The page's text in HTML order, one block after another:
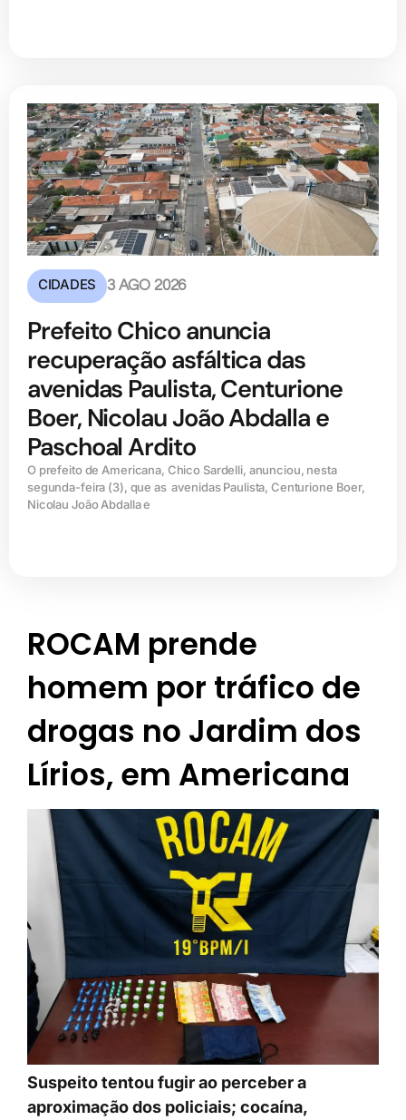
CIDADES 3 AGO 2026
Prefeito Chico anuncia
recuperação asfáltica das
avenidas Paulista, Centurione
Boer, Nicolau João Abdalla e
Paschoal Ardito
O prefeito de Americana, Chico Sardelli, anunciou, nesta
segunda-feira (3), que as avenidas Paulista, Centurione Boer,
Nicolau João Abdalla e
ROCAM prende
homem por tráfico de
drogas no Jardim dos
Lírios, em Americana
Suspeito tentou fugir ao perceber a
aproximação dos policiais; cocaína,